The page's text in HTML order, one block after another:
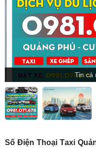
Tincá
Số Điện Thoại Taxi